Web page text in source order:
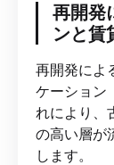
再開発
ンと賃
再開発によ
ケーション
れにより、
の高い層が
します。